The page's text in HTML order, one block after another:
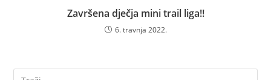
Završena dječja mini trail liga!!
6. travnja 2022.